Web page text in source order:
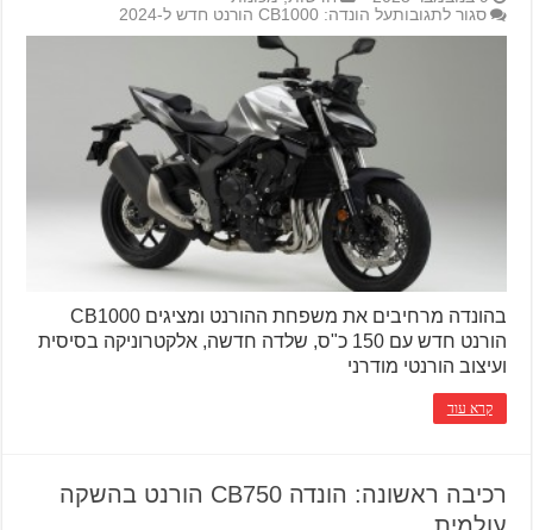
סגור לתגובותעל הונדה: CB1000 הורנט חדש ל-2024
בהונדה מרחיבים את משפחת ההורנט ומציגים CB1000
הורנט חדש עם 150 כ"ס, שלדה חדשה, אלקטרוניקה בסיסית
ועיצוב הורנטי מודרני
קרא עוד
רכיבה ראשונה: הונדה CB750 הורנט בהשקה